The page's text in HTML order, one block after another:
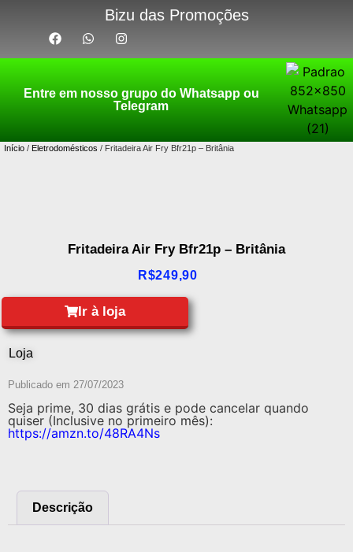
Bizu das Promoções
Entre em nosso grupo do Whatsapp ou
Telegram
Início / Eletrodomésticos / Fritadeira Air Fry Bfr21p – Britânia
Fritadeira Air Fry Bfr21p – Britânia
R$249,90
Ir à loja
Loja
Publicado em 27/07/2023
Seja prime, 30 dias grátis e pode cancelar quando
quiser (Inclusive no primeiro mês):
https://amzn.to/48RA4Ns
Descrição